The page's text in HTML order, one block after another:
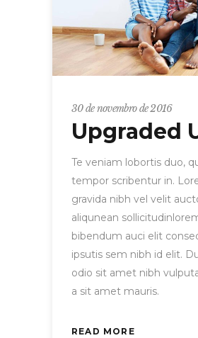
30 de novembro de 2016
Upgraded
Te veniam lobortis duo,
tempor scribentur in.
gravida nibh vel velit
aliqunean
bibendum auci elit
ipsutis sem nibh id elit.
odio sit amet nibh
a sit amet mauris.
READ MORE